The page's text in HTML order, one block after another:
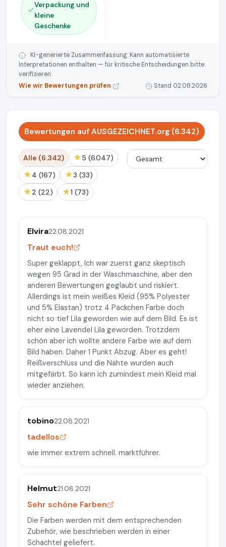
Verpackung und
kleine
Geschenke
KI-generierte Zusammenfassung. Kann automatisierte
Interpretationen enthalten — für kritische Entscheidungen bitte
verifizieren.
Wie wir Bewertungen prüfen
Stand 02.08.2026
Bewertungen auf AUSGEZEICHNET.org (6.342)
Alle (6.342) ★ 5 (6.047)
★ 4 (167) ★ 3 (33)
★ 2 (22) ★ 1 (73)
Elvira22.08.2021
Traut euch!
Super geklappt, Ich war zuerst ganz skeptisch
wegen 95 Grad in der Waschmaschine, aber den
anderen Bewertungen geglaubt und riskiert.
Allerdings ist mein weißes Kleid (95% Polyester
und 5% Elastan) trotz 4 Päckchen Farbe doch
nicht so tief Lila geworden wie auf dem Bild. Es ist
eher eine Lavendel Lila geworden. Trotzdem
schön aber ich wollte andere Farbe wie auf dem
Bild haben. Daher 1 Punkt Abzug. Aber es geht!
Reißverschlüss und die Nähte wurden auch
mitgefärbt. So kann ich zumindest mein Kleid mal
wieder anziehen.
tobino22.08.2021
tadellos
wie immer extrem schnell. marktführer.
Helmut21.08.2021
Sehr schöne Farben
Die Farben werden mit dem entsprechenden
Zubehör, wie beschrieben werden in einer
Schachtel geliefert.